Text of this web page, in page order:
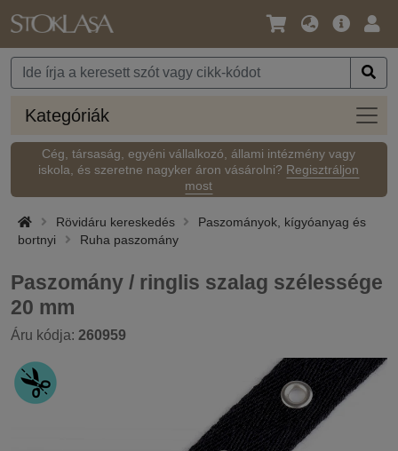
Nyelv
Pénznem
Fő
Kategóriák
Cég, társaság, egyéni vállalkozó, állami intézmény vagy
iskola, és szeretne nagyker áron vásárolni? Regisztráljon
most
Rövidáru kereskedés
Paszományok, kígyóanyag és
bortnyi
Ruha paszomány
Paszomány / ringlis szalag szélessége
20 mm
Áru kódja: 260959